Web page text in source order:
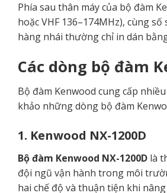
Phía sau thân máy của bộ đàm
hoặc VHF 136–174MHz), cùng
hàng nhái thường chỉ in dán
Các dòng bộ đàm
Bộ đàm Kenwood cung cấp
khảo những dòng bộ đàm
1. Kenwood NX-1200D
Bộ đàm Kenwood NX-1200D là
đội ngũ vận hành trong môi
hai chế độ và thuận tiện khi